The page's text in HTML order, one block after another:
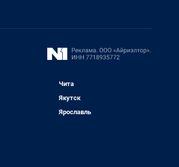
Чита
Якутск
Ярославль